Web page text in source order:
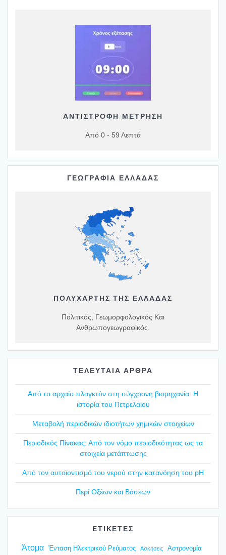
ΑΝΤΙΣΤΡΟΦΗ ΜΕΤΡΗΣΗ
Από 0 - 59 Λεπτά
ΓΕΩΓΡΑΦΙΑ ΕΛΛΑΔΑΣ
ΠΟΛΥΧΆΡΤΗΣ ΤΗΣ ΕΛΛΆΔΑΣ
Πολιτικός, Γεωμορφολογικός Και
Ανθρωπογεωγραφικός.
ΤΕΛΕΥΤΑΙΑ ΑΡΘΡΑ
Από το αρχαίο πλαγ­κτόν στη σύγ­χρο­νη βιο­μη­χα­νία: Η
ιστο­ρία του Πετρε­λαί­ου
Mετα­βο­λή περιο­δι­κών ιδιο­τή­των χημι­κών στοι­χεί­ων
Περιο­δι­κός Πίνα­κας: Από τον νόμο περιο­δι­κό­τη­τας ως τα
στοι­χεία μετά­πτω­σης
Από τον αυτοϊ­ο­ντι­σμό του νερού στην κατα­νό­η­ση του pH
Περί Οξέ­ων και Βάσε­ων
ΕΤΙΚΕΤΕΣ
Άτομα Ένταση Ηλεκτρικού Ρεύματος Ασκήσεις
Αστρονομία